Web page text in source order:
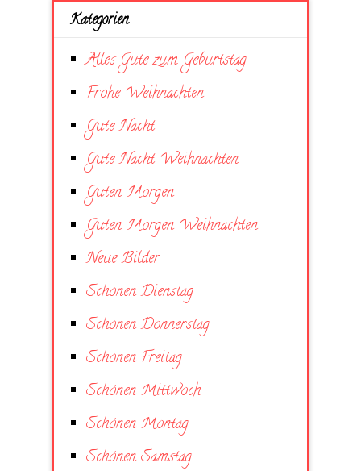
Kategorien
Alles Gute zum Geburtstag
Frohe Weihnachten
Gute Nacht
Gute Nacht Weihnachten
Guten Morgen
Guten Morgen Weihnachten
Neue Bilder
Schönen Dienstag
Schönen Donnerstag
Schönen Freitag
Schönen Mittwoch
Schönen Montag
Schönen Samstag